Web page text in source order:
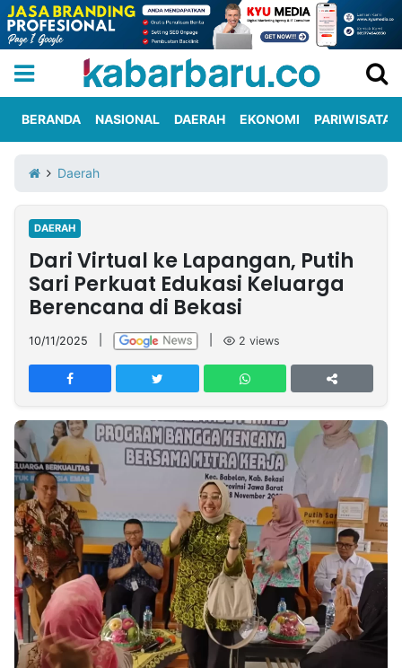
Iklan
Berita
Kami
Nasional
International
Olahraga
Entertainment
Daerah
Pariwisata
Kuliner
Kolom
Network
PT
TREETAN
INDONESIA
Partner
Insight
NTB
Suara
Time
Lens
IDN
Daily
Jogja
Jalan
Rakyat
Idealita
News
Kita
Notice
Dinamikapost.com
Radar
Baru
Seedbacklink
Follow
Kabarbaru
BERANDA NASIONAL DAERAH EKONOMI PARIWISATA
Daerah
DAERAH
Dari Virtual ke Lapangan, Putih
Sari Perkuat Edukasi Keluarga
Berencana di Bekasi
10/11/2025 2 views